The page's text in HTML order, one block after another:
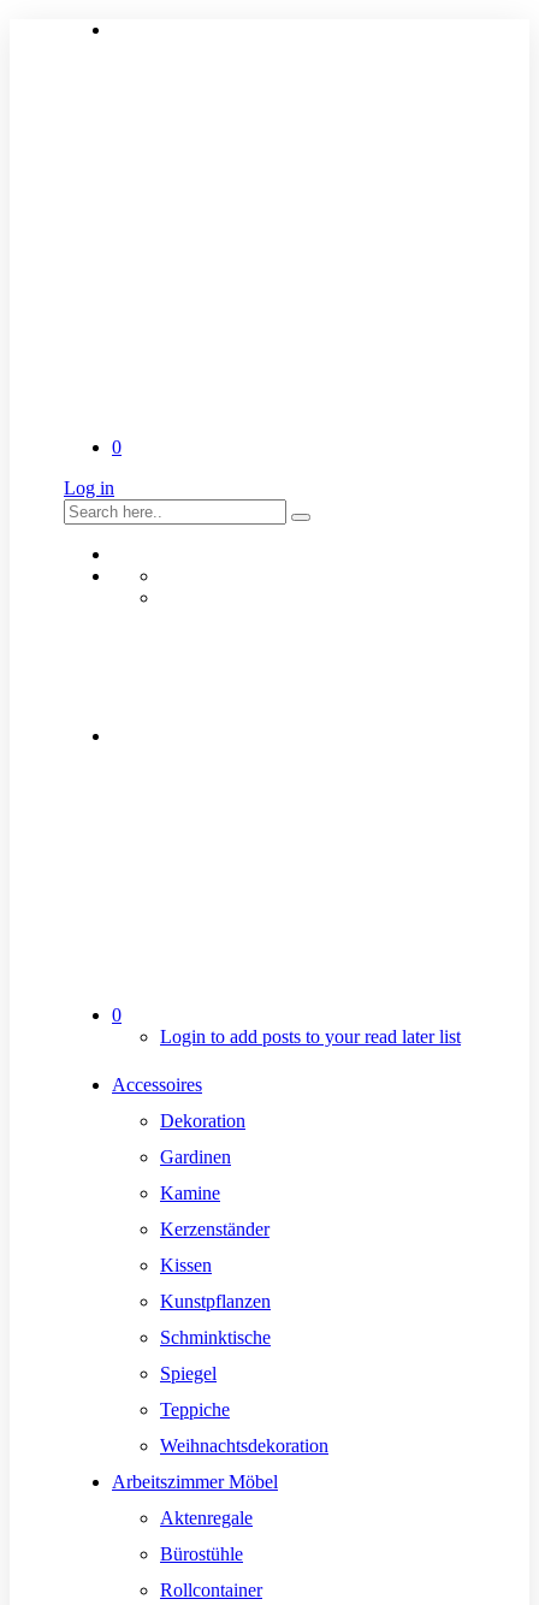
0
Log in
0
Login to add posts to your read later list
Accessoires
Dekoration
Gardinen
Kamine
Kerzenständer
Kissen
Kunstpflanzen
Schminktische
Spiegel
Teppiche
Weihnachtsdekoration
Arbeitszimmer Möbel
Aktenregale
Bürostühle
Rollcontainer